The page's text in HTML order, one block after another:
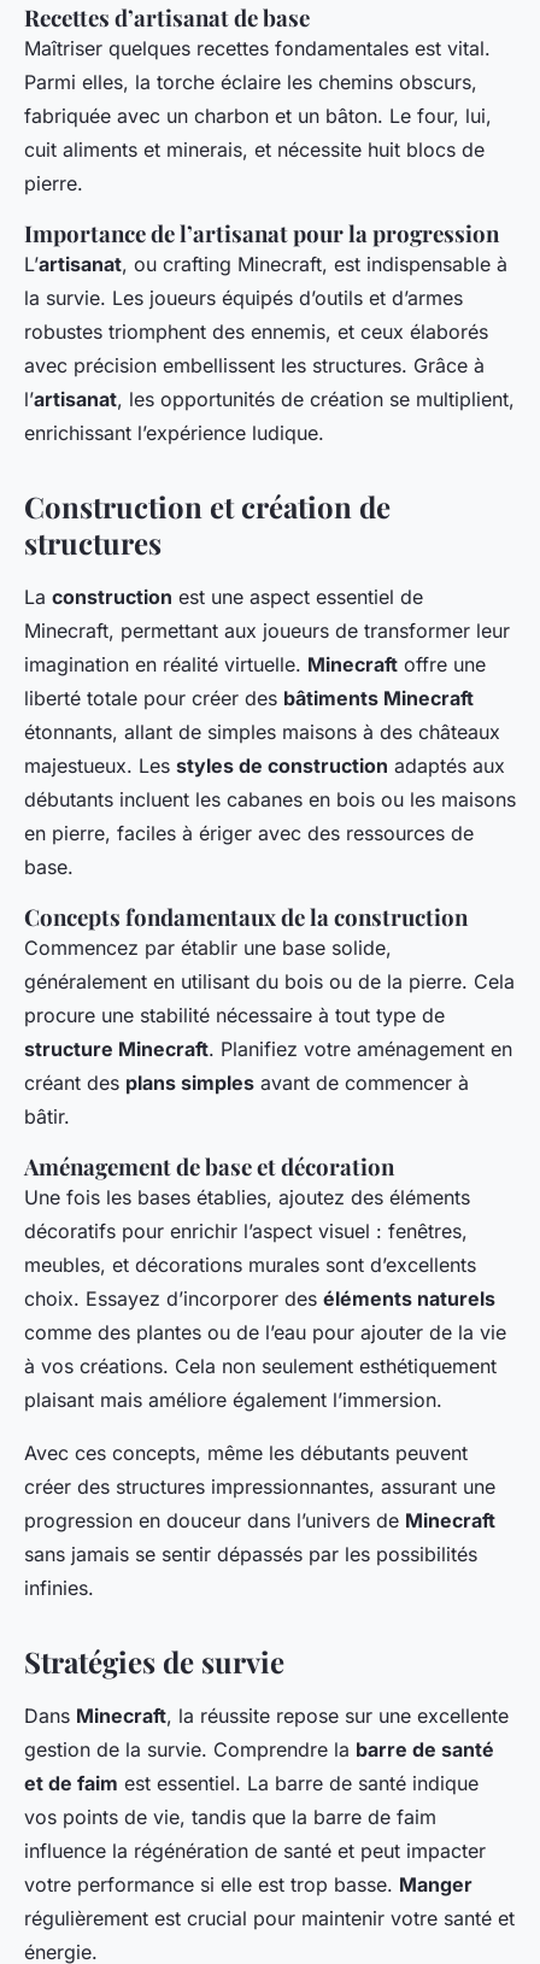
Recettes d’artisanat de base
Maîtriser quelques recettes fondamentales est vital.
Parmi elles, la torche éclaire les chemins obscurs,
fabriquée avec un charbon et un bâton. Le four, lui,
cuit aliments et minerais, et nécessite huit blocs de
pierre.
Importance de l’artisanat pour la progression
L’artisanat, ou crafting Minecraft, est indispensable à
la survie. Les joueurs équipés d’outils et d’armes
robustes triomphent des ennemis, et ceux élaborés
avec précision embellissent les structures. Grâce à
l’artisanat, les opportunités de création se multiplient,
enrichissant l’expérience ludique.
Construction et création de
structures
La construction est une aspect essentiel de
Minecraft, permettant aux joueurs de transformer leur
imagination en réalité virtuelle. Minecraft offre une
liberté totale pour créer des bâtiments Minecraft
étonnants, allant de simples maisons à des châteaux
majestueux. Les styles de construction adaptés aux
débutants incluent les cabanes en bois ou les maisons
en pierre, faciles à ériger avec des ressources de
base.
Concepts fondamentaux de la construction
Commencez par établir une base solide,
généralement en utilisant du bois ou de la pierre. Cela
procure une stabilité nécessaire à tout type de
structure Minecraft. Planifiez votre aménagement en
créant des plans simples avant de commencer à
bâtir.
Aménagement de base et décoration
Une fois les bases établies, ajoutez des éléments
décoratifs pour enrichir l’aspect visuel : fenêtres,
meubles, et décorations murales sont d’excellents
choix. Essayez d’incorporer des éléments naturels
comme des plantes ou de l’eau pour ajouter de la vie
à vos créations. Cela non seulement esthétiquement
plaisant mais améliore également l’immersion.
Avec ces concepts, même les débutants peuvent
créer des structures impressionnantes, assurant une
progression en douceur dans l’univers de Minecraft
sans jamais se sentir dépassés par les possibilités
infinies.
Stratégies de survie
Dans Minecraft, la réussite repose sur une excellente
gestion de la survie. Comprendre la barre de santé
et de faim est essentiel. La barre de santé indique
vos points de vie, tandis que la barre de faim
influence la régénération de santé et peut impacter
votre performance si elle est trop basse. Manger
régulièrement est crucial pour maintenir votre santé et
énergie.